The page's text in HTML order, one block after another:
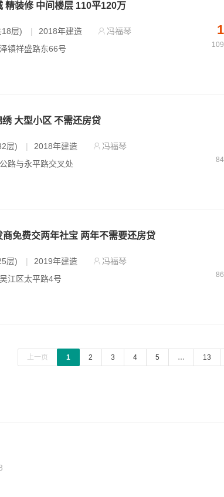
精装修 中间楼层 110平120万
层) | 2018年建造
冯福琴
镇祥盛路东66号
大型小区 不需还房贷
层) | 2018年建造
冯福琴
路与永平路交叉处
免费交两年社宝 两年不需要还房贷
层) | 2019年建造
冯福琴
江区太平路4号
上一页 1 2 3 4 5 … 13